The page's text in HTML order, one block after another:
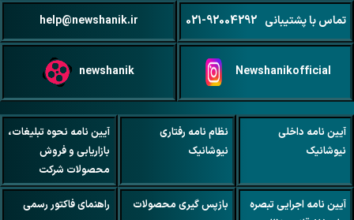
تماس با پشتیبانی 021-92004292
help@newshanik.ir
Newshanikofficial
newshanik
آیین نامه داخلی
نیوشانیک
نظام نامه رفتاری
نیوشانیک
آیین نامه نحوه تبلیغات،
بازاریابی و فروش
محصولات شرکت
آیین نامه اجرایی تبصره
بازپس گیری محصولات راهنمای فاکتور رسمی